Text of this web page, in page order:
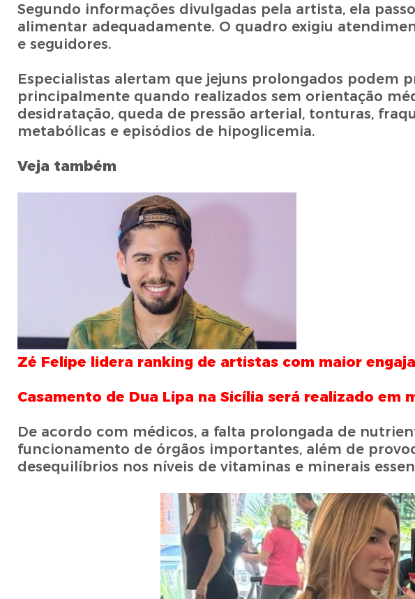
Segundo informações divulgadas pela artista, ela
alimentar adequadamente. O quadro exigiu
e seguidores.
Especialistas alertam que jejuns prolongados podem
principalmente quando realizados sem orientação
desidratação, queda de pressão arterial, tonturas,
metabólicas e episódios de hipoglicemia.
Veja também
Zé Felipe lidera ranking de artistas com maior
Casamento de Dua Lipa na Sicília será realizado
De acordo com médicos, a falta prolongada de
funcionamento de órgãos importantes, além de
desequilíbrios nos níveis de vitaminas e minerais